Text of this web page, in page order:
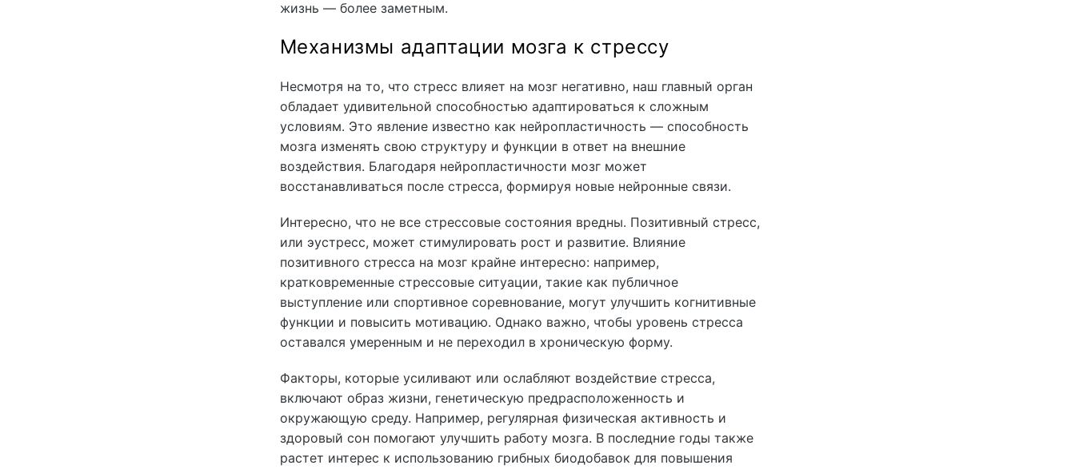
жизнь — более заметным.
Механизмы адаптации мозга к стрессу
Несмотря на то, что стресс влияет на мозг негативно, наш главный орган
обладает удивительной способностью адаптироваться к сложным
условиям. Это явление известно как нейропластичность — способность
мозга изменять свою структуру и функции в ответ на внешние
воздействия. Благодаря нейропластичности мозг может
восстанавливаться после стресса, формируя новые нейронные связи.
Интересно, что не все стрессовые состояния вредны. Позитивный стресс,
или эустресс, может стимулировать рост и развитие. Влияние
позитивного стресса на мозг крайне интересно: например,
кратковременные стрессовые ситуации, такие как публичное
выступление или спортивное соревнование, могут улучшить когнитивные
функции и повысить мотивацию. Однако важно, чтобы уровень стресса
оставался умеренным и не переходил в хроническую форму.
Факторы, которые усиливают или ослабляют воздействие стресса,
включают образ жизни, генетическую предрасположенность и
окружающую среду. Например, регулярная физическая активность и
здоровый сон помогают улучшить работу мозга. В последние годы также
растет интерес к использованию грибных биодобавок для повышения